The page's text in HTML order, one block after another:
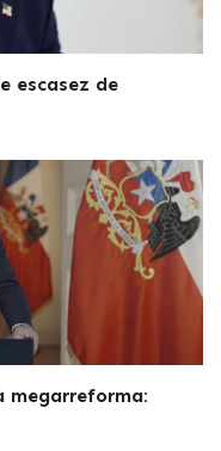
escasez de
megarreforma: